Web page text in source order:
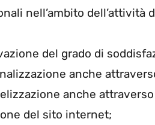
nell’ambito dell’attività
del grado di
anche
anche
del sito internet;